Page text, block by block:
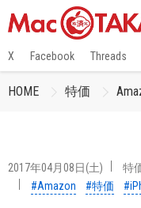
X Facebook Threads
HOME 特価
2017年04月08日(土)
特
#Amazon
#特価